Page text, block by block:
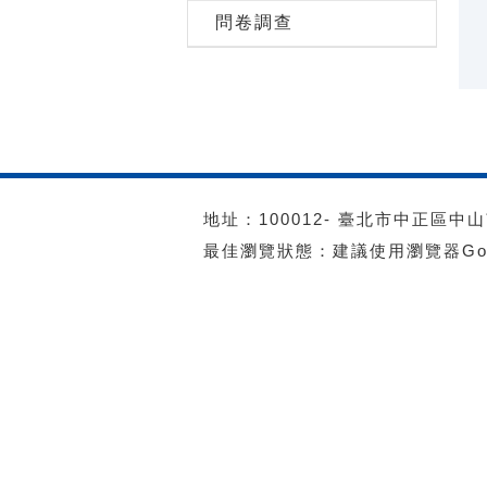
問卷調查
地址：100012- 臺北市中正區中
最佳瀏覽狀態：建議使用瀏覽器